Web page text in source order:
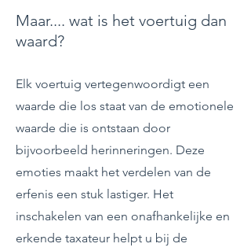
Maar.... wat is het voertuig dan
waard?
Elk voertuig vertegenwoordigt een
waarde die los staat van de emotionele
waarde die is ontstaan door
bijvoorbeeld herinneringen. Deze
emoties maakt het verdelen van de
erfenis een stuk lastiger. Het
inschakelen van een onafhankelijke en
erkende taxateur helpt u bij de